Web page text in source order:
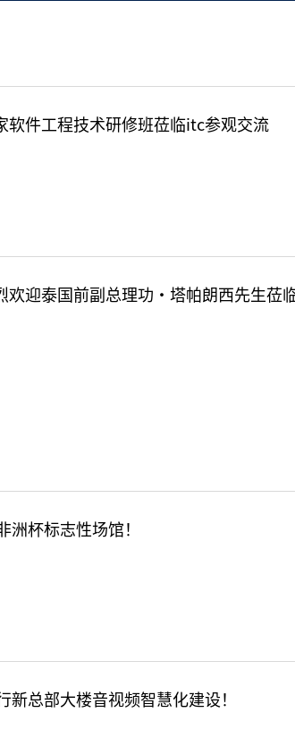
软件工程技术研修班莅临itc参观交流
迎泰国前副总理功•塔帕朗西先生莅
杯标志性场馆！
总部大楼音视频智慧化建设！